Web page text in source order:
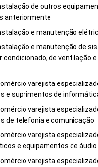
de outros
anteriormente
e manutenção
e manutenção de
condicionado, de ventilação e
varejista
e suprimentos de
varejista
de telefonia e comunicação
varejista
e equipamentos de áudio
varejista